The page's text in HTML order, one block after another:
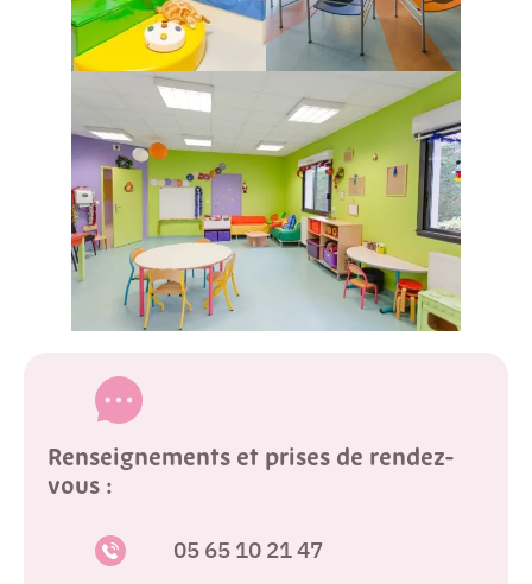
Renseignements et prises de rendez-
vous :
05 65 10 21 47